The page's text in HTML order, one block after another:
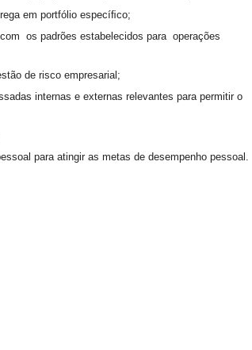
em portfólio especíﬁco;
os padrões estabelecidos para operações
de risco empresarial;
internas e externas relevantes para permitir o
para atingir as metas de desempenho pessoal.